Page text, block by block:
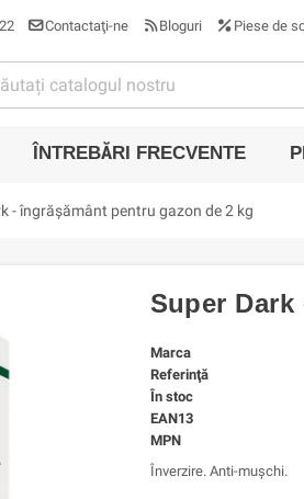
Contactaţi-ne Bloguri Piese de
ÎNTREBĂRI FRECVENTE
- îngrășământ pentru gazon de 2 kg
Super
Marca
Referinţă
În stoc
EAN13
MPN
Înverzire. Anti-mușchi.